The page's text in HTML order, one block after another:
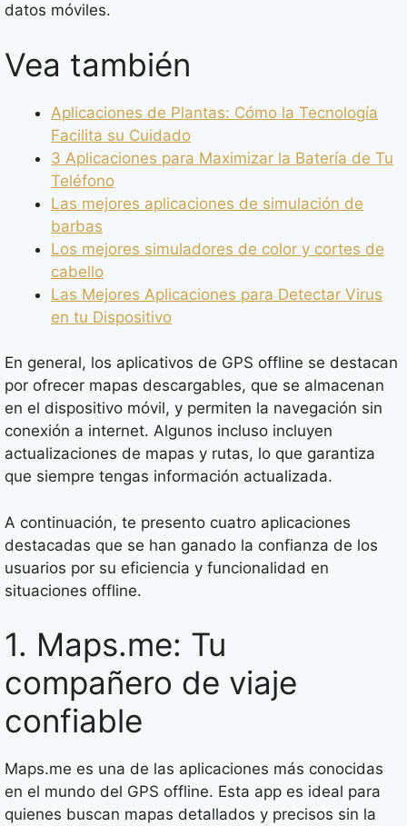
datos móviles.
Vea también
Aplicaciones de Plantas: Cómo la Tecnología
Facilita su Cuidado
3 Aplicaciones para Maximizar la Batería de Tu
Teléfono
Las mejores aplicaciones de simulación de
barbas
Los mejores simuladores de color y cortes de
cabello
Las Mejores Aplicaciones para Detectar Virus
en tu Dispositivo
En general, los aplicativos de GPS offline se destacan
por ofrecer mapas descargables, que se almacenan
en el dispositivo móvil, y permiten la navegación sin
conexión a internet. Algunos incluso incluyen
actualizaciones de mapas y rutas, lo que garantiza
que siempre tengas información actualizada.
A continuación, te presento cuatro aplicaciones
destacadas que se han ganado la confianza de los
usuarios por su eficiencia y funcionalidad en
situaciones offline.
1. Maps.me: Tu
compañero de viaje
confiable
Maps.me es una de las aplicaciones más conocidas
en el mundo del GPS offline. Esta app es ideal para
quienes buscan mapas detallados y precisos sin la